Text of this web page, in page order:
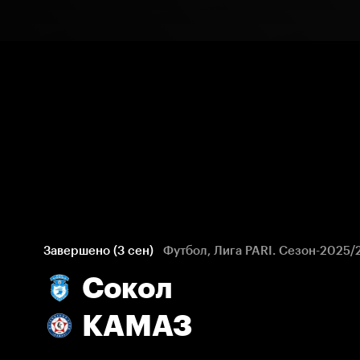
Завершено (3 сен) Футбол, Лига PARI. Сезон-2025/
Сокол
КАМАЗ